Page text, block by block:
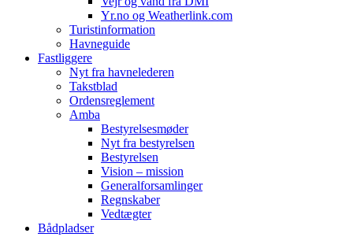
Yr.no og Weatherlink.com
Turistinformation
Havneguide
Fastliggere
Nyt fra havnelederen
Takstblad
Ordensreglement
Amba
Bestyrelsesmøder
Nyt fra bestyrelsen
Bestyrelsen
Vision – mission
Generalforsamlinger
Regnskaber
Vedtægter
Bådpladser